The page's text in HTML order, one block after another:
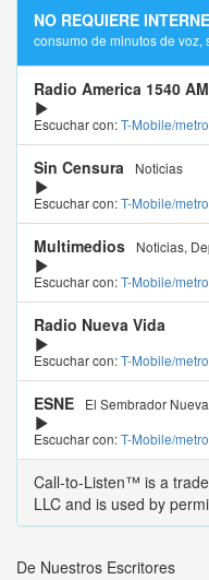
NO REQUIERE
consumo de minutos de voz,
Radio America 1540
Escuchar con:T-Mobile/
Sin Censura
Noticias
Escuchar con:T-Mobile/
Multimedios
Noticias,
Escuchar con:T-Mobile/
Radio Nueva Vida
Escuchar con:T-Mobile/
ESNE
El Sembrador
Escuchar con:T-Mobile/
Call-to-Listen™ is a
LLC and is used by
De Nuestros Escritores